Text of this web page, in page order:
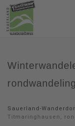
rondwandeling
Sauerland-
Titmaringhausen,